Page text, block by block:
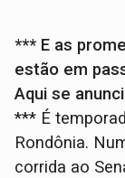
*** E as
estão em
Aqui se
*** É
Rondônia.
corrida ao